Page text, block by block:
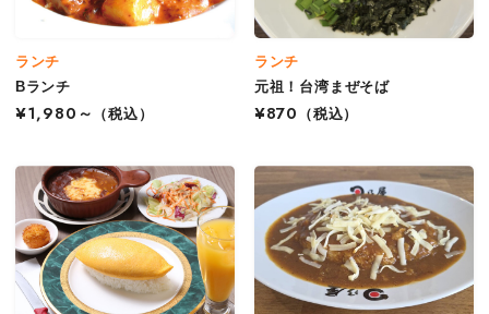
ランチ
Bランチ
¥1,980～
（税込）
ランチ
元祖！台湾まぜそば
¥870
（税込）